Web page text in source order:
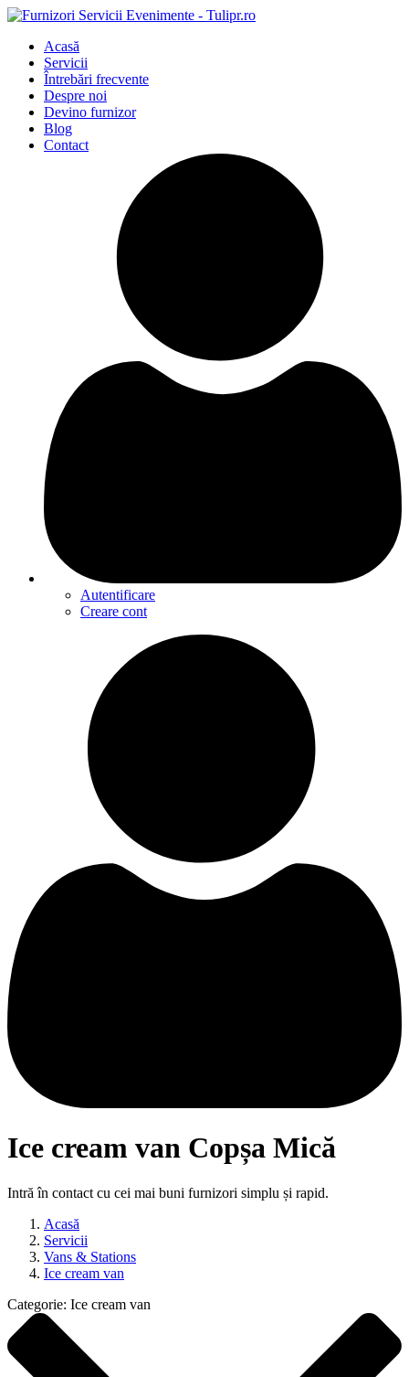
Acasă
Servicii
Întrebări frecvente
Despre noi
Devino furnizor
Blog
Contact
Autentificare
Creare cont
Ice cream van Copșa Mică
Intră în contact cu cei mai buni furnizori simplu și rapid.
Acasă
Servicii
Vans & Stations
Ice cream van
Categorie: Ice cream van